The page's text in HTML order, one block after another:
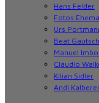
Hans Felder
Fotos
Urs
Beat
Manuel
Claudio
Kilian Sidler
Andi Kalberer